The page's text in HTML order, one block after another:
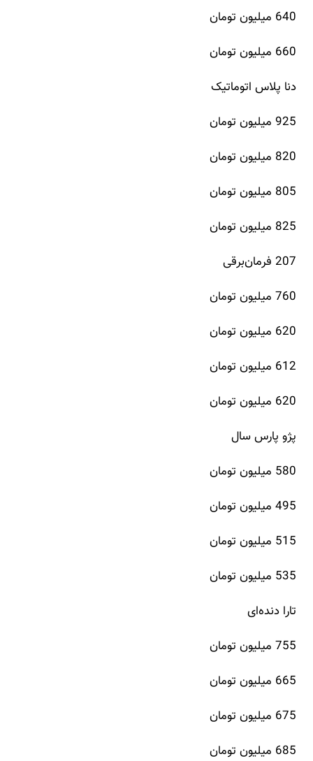
640 میلیون تومان
660 میلیون تومان
دنا پلاس اتوماتیک
925 میلیون تومان
820 میلیون تومان
805 میلیون تومان
825 میلیون تومان
207 فرمان‌برقی
760 میلیون تومان
620 میلیون تومان
612 میلیون تومان
620 میلیون تومان
پژو پارس سال
580 میلیون تومان
495 میلیون تومان
515 میلیون تومان
535 میلیون تومان
تارا دنده‌ای
755 میلیون تومان
665 میلیون تومان
675 میلیون تومان
685 میلیون تومان